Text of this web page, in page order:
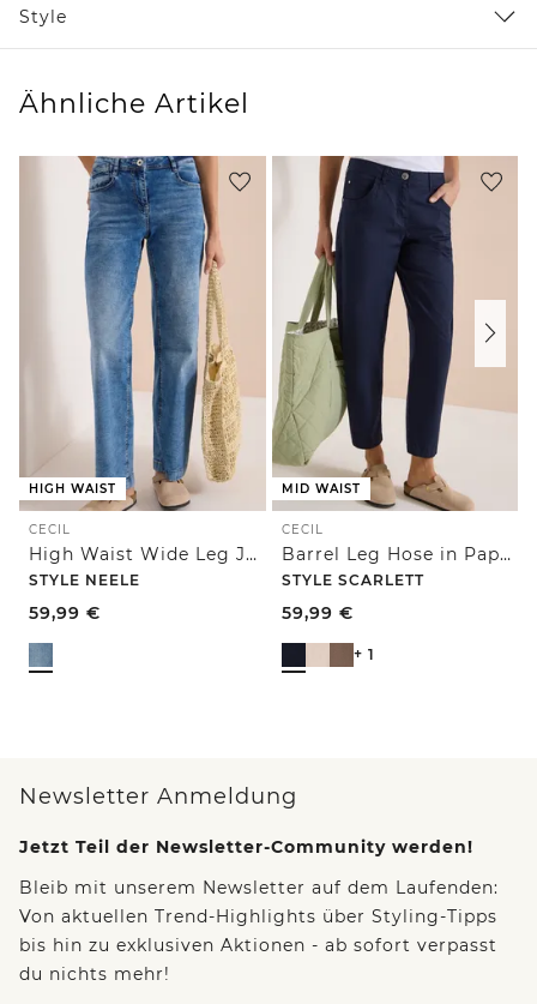
Style
Ähnliche Artikel
HIGH WAIST
CECIL
High Waist Wide Leg Jeans im Loose Fit
STYLE NEELE
59,99 €
MID WAIST
CECIL
Barrel Leg Hose in Papertouch Qualität
STYLE SCARLETT
59,99 €
+ 1
Newsletter Anmeldung
Jetzt Teil der Newsletter-Community werden!
Bleib mit unserem Newsletter auf dem Laufenden:
Von aktuellen Trend-Highlights über Styling-Tipps
bis hin zu exklusiven Aktionen - ab sofort verpasst
du nichts mehr!